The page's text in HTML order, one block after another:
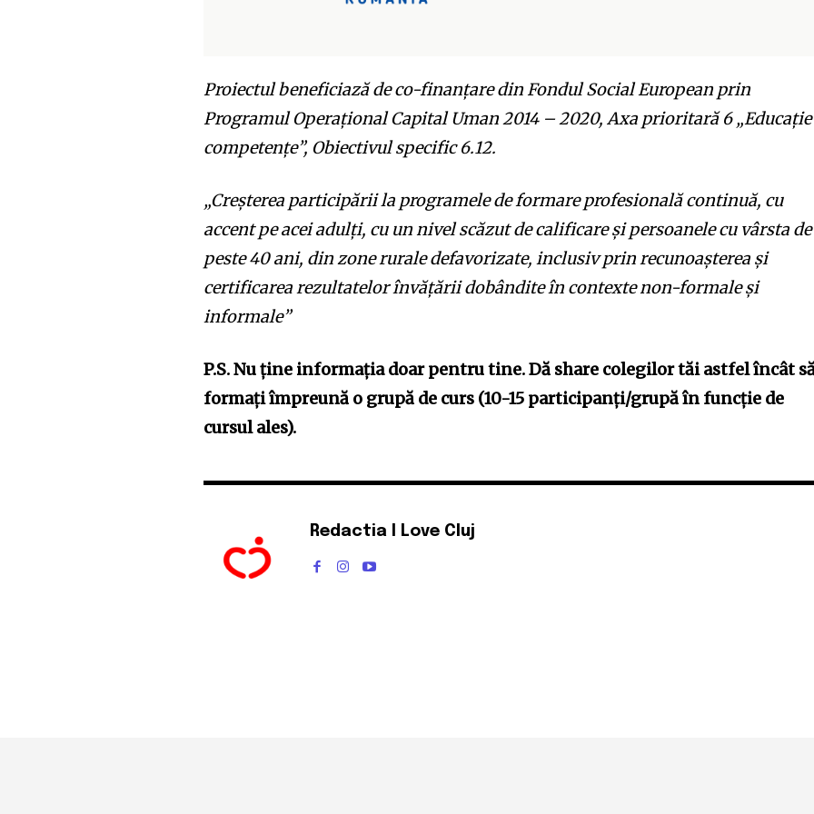
Proiectul beneficiază de co-finanțare din Fondul Social European prin
Programul Operațional Capital Uman 2014 – 2020, Axa prioritară 6
competențe”, Obiectivul specific 6.12.
„Creșterea participării la programele de formare profesională continuă, cu
accent pe acei adulți, cu un nivel scăzut de calificare și persoanele cu vârsta de
peste 40 ani, din zone rurale defavorizate, inclusiv prin recunoașterea și
certificarea rezultatelor învățării dobândite în contexte non-formale și
informale”
P.S. Nu ține informația doar pentru tine. Dă share colegilor tăi astfel încât
formați împreună o grupă de curs (10-15 participanți/grupă în funcție de
cursul ales).
Redactia I Love Cluj